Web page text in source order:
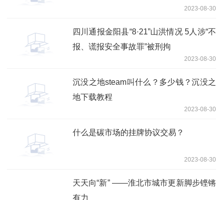
2023-08-30
四川通报金阳县“8·21”山洪情况 5人涉“不
报、谎报安全事故罪”被刑拘
2023-08-30
沉没之地steam叫什么？多少钱？沉没之
地下载教程
2023-08-30
什么是碳市场的挂牌协议交易？
2023-08-30
天天向“新” ——淮北市城市更新脚步铿锵
有力